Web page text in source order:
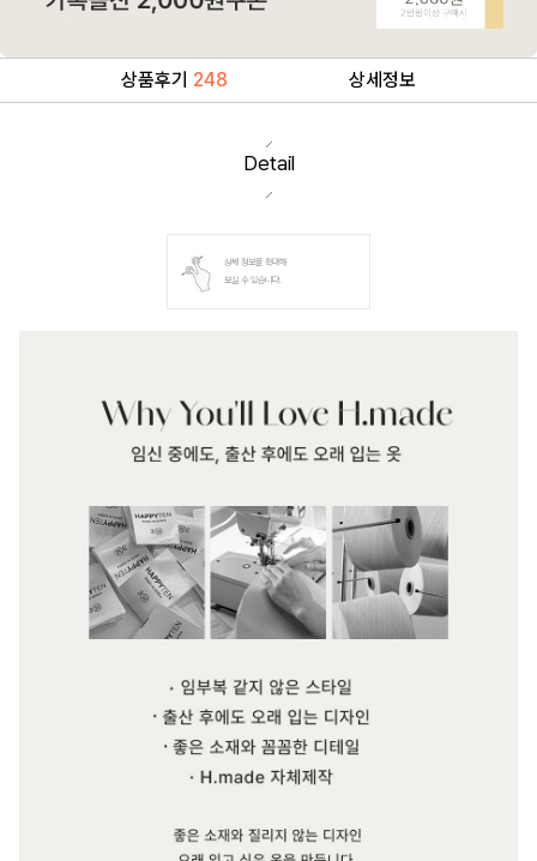
상품후기 248 상세정보
Detail
상세 정보를 확대해
보실 수 있습니다.